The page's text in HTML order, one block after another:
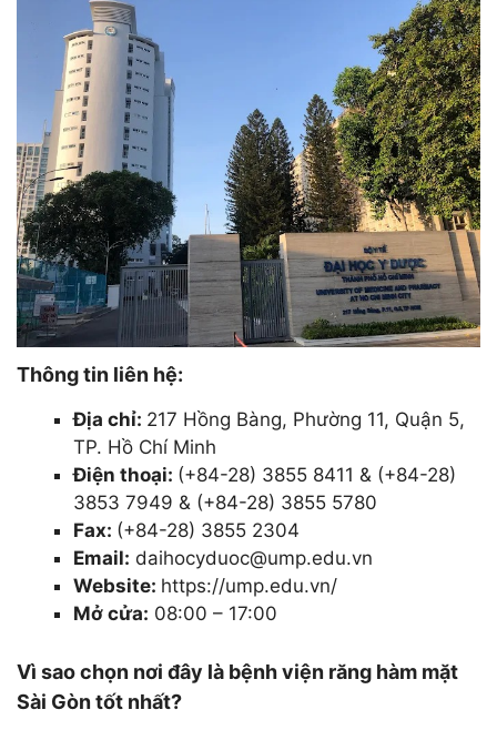
Thông tin liên hệ:
Địa chỉ: 217 Hồng Bàng, Phường 11, Quận 5,
TP. Hồ Chí Minh
Điện thoại: (+84-28) 3855 8411 & (+84-28)
3853 7949 & (+84-28) 3855 5780
Fax: (+84-28) 3855 2304
Email: daihocyduoc@ump.edu.vn
Website: https://ump.edu.vn/
Mở cửa: 08:00 – 17:00
Vì sao chọn nơi đây là bệnh viện răng hàm mặt
Sài Gòn tốt nhất?